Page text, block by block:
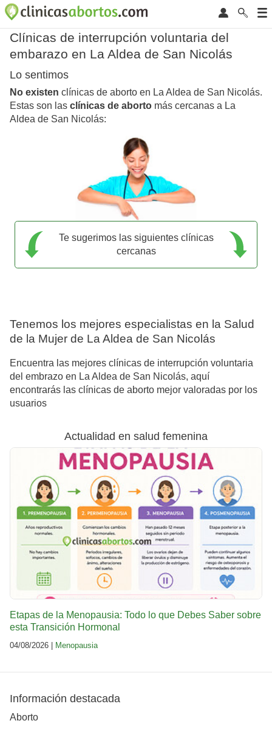
Clínicas de interrupción voluntaria del
embarazo en La Aldea de San Nicolás
Lo sentimos
No existen clínicas de aborto en La Aldea de San Nicolás.
Estas son las clínicas de aborto más cercanas a La
Aldea de San Nicolás:
Te sugerimos las siguientes clínicas
cercanas
Tenemos los mejores especialistas en la Salud
de la Mujer de La Aldea de San Nicolás
Encuentra las mejores clínicas de interrupción voluntaria
del embrazo en La Aldea de San Nicolás, aquí
encontrarás las clínicas de aborto mejor valoradas por los
usuarios
Actualidad en salud femenina
Etapas de la Menopausia: Todo lo que Debes Saber sobre
esta Transición Hormonal
04/08/2026 | Menopausia
Información destacada
Aborto